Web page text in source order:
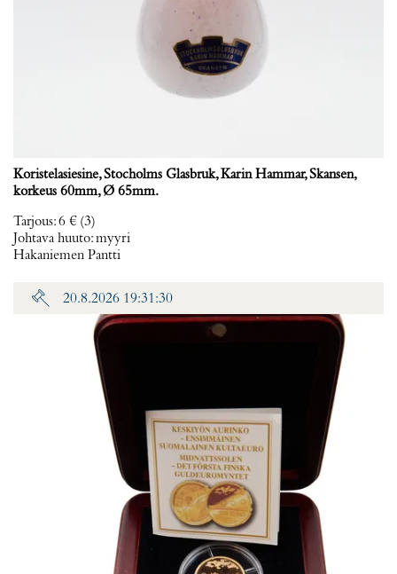
Koristelasiesine, Stocholms Glasbruk, Karin Hammar, Skansen,
korkeus 60mm, Ø 65mm.
Tarjous:6 € (3)
Johtava huuto:myyri
Hakaniemen Pantti
20.8.2026 19:31:30